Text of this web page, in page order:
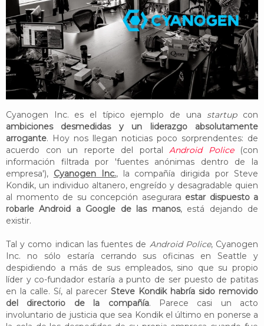
Cyanogen Inc. es el típico ejemplo de una startupcon
ambiciones desmedidas y un liderazgo absolutamente
arrogante. Hoy nos llegan noticias poco sorprendentes: de
acuerdo con un reporte del portal Android Police(con
información filtrada por 'fuentes anónimas dentro de la
empresa'), Cyanogen Inc., la compañía dirigida por Steve
Kondik, un individuo altanero, engreído y desagradable quien
al momento de su concepción asegurara estar dispuesto a
robarle Android a Google de las manos, está dejando de
existir.
Tal y como indican las fuentes de Android Police, Cyanogen
Inc. no sólo estaría cerrando sus oficinas en Seattle y
despidiendo a más de sus empleados, sino que su propio
líder y co-fundador estaría a punto de ser puesto de patitas
en la calle. Sí, al parecer Steve Kondik habría sido removido
del directorio de la compañía. Parece casi un acto
involuntario de justicia que sea Kondik el último en ponerse a
YouTube
Twitter
Foro